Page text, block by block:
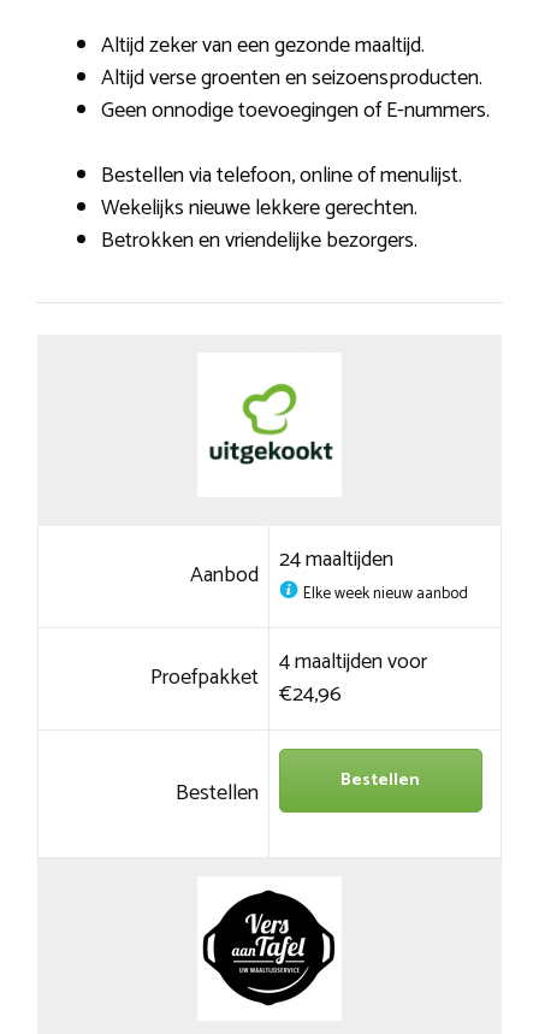
Altijd zeker van een gezonde maaltijd.
Altijd verse groenten en seizoensproducten.
Geen onnodige toevoegingen of E-nummers.
Bestellen via telefoon, online of menulijst.
Wekelijks nieuwe lekkere gerechten.
Betrokken en vriendelijke bezorgers.
Aanbod 24 maaltijden
Elke week nieuw aanbod
Proefpakket 4 maaltijden voor
€24,96
Bestellen Bestellen